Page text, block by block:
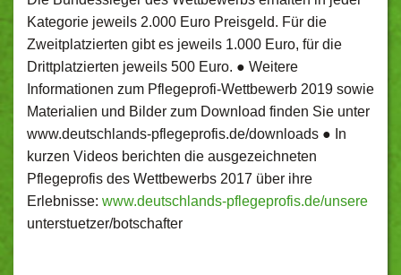
Kategorie jeweils 2.000 Euro Preisgeld. Für die
Zweitplatzierten gibt es jeweils 1.000 Euro, für die
Drittplatzierten jeweils 500 Euro. ● Weitere
Informationen zum Pflegeprofi-Wettbewerb 2019 sowie
Materialien und Bilder zum Download finden Sie unter
www.deutschlands-pflegeprofis.de/downloads ● In
kurzen Videos berichten die ausgezeichneten
Pflegeprofis des Wettbewerbs 2017 über ihre
Erlebnisse: www.deutschlands-pflegeprofis.de/unsere
unterstuetzer/botschafter